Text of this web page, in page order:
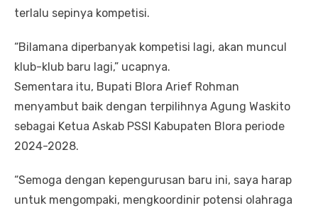
terlalu sepinya kompetisi.
“Bilamana diperbanyak kompetisi lagi, akan muncul
klub-klub baru lagi,” ucapnya.
Sementara itu, Bupati Blora Arief Rohman
menyambut baik dengan terpilihnya Agung Waskito
sebagai Ketua Askab PSSI Kabupaten Blora periode
2024-2028.
“Semoga dengan kepengurusan baru ini, saya harap
untuk mengompaki, mengkoordinir potensi olahraga